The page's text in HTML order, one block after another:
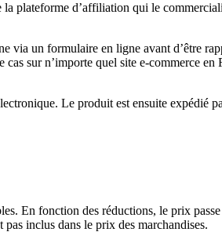
plateforme d’affiliation qui le
via un formulaire en ligne avant d’être
sur n’importe quel site e-commerce
Le produit est ensuite expédié
En fonction des réductions, le prix
inclus dans le prix des marchandises.